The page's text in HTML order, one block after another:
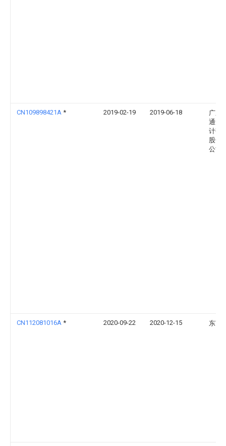
CN109898421A * 2019-02-19 2019-06-18
广东
通规
计研
股份
公司
CN112081016A * 2020-09-22 2020-12-15 东南